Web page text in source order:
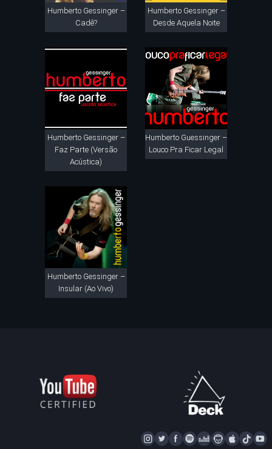
Humberto Gessinger –
Cadê?
Humberto Gessinger –
Desde Aquela Noite
Humberto Gessinger –
Faz Parte (Versão
Acústica)
Humberto Guessinger –
Louco Pra Ficar Legal
Humberto Gessinger –
Insular (Ao Vivo)
I
T
F
S
D
N
A
T